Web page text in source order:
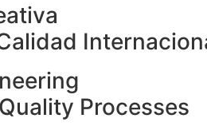
Processes